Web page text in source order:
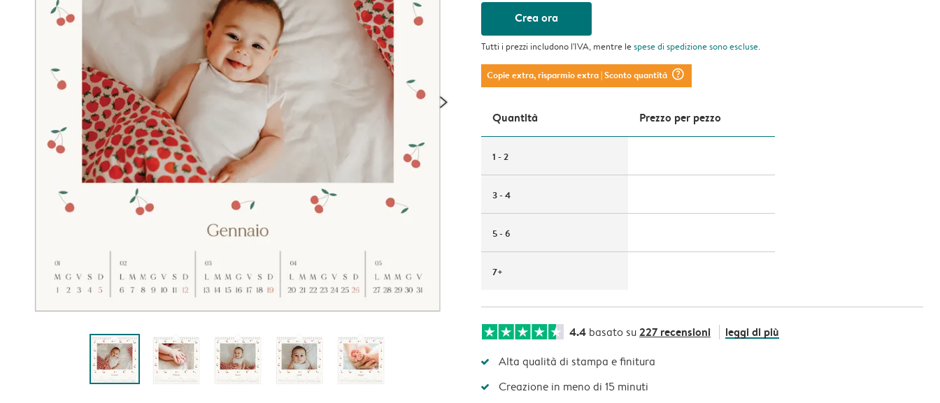
Crea ora
Tutti i prezzi includono l'IVA, mentre lespese di spedizionesono escluse.
Copie extra, risparmio extra| Sconto quantità question_mark_circle
Quantità Prezzo per pezzo
1 - 2
3 - 4
5 - 6
7+
4.4 basato su227 recensioni leggi di più
Alta qualità di stampa e finitura
Creazione in meno di 15 minuti